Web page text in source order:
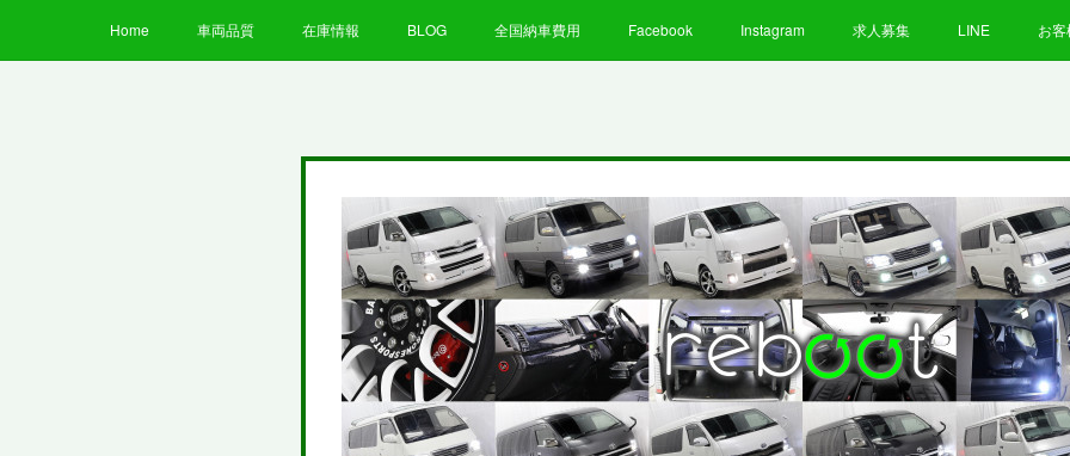
Home 車両品質 在庫情報 BLOG 全国納車費用 Facebook Instagram 求人募集 LINE お